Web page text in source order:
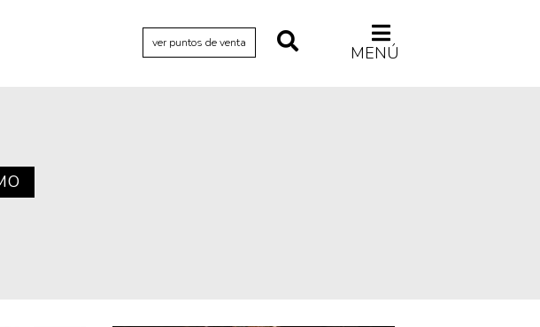
ver puntos de venta MENÚ